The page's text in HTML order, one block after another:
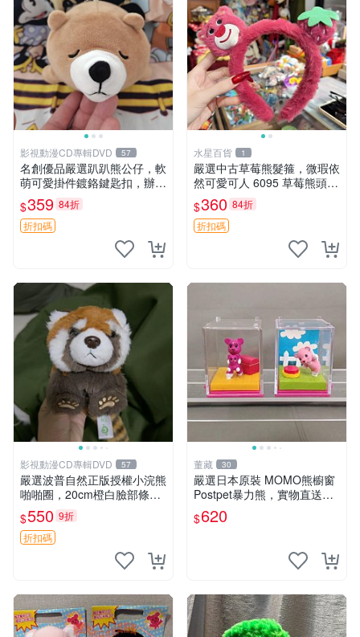
影視動漫CD專輯DVD 57
名創優品嚴選趴趴熊公仔，軟
萌可愛掛件鍍鉻鍵匙扣，辦公
放松好選擇 趴趴熊 鍍鉻鍵匙
扣 萬用掛件
$359 84折
折扣碼
水星百貨 1
嚴選中古草莓熊髮箍，微瑕依
然可愛可人 6095 草莓熊頭飾
中古髮圈 熊寶 寶寶 娃娃熊髮
箍 中古收藏 玩具髮夾
$360 84折
折扣碼
影視動漫CD專輯DVD 57
嚴選波普自然正版授權小浣熊
啪啪圈，20cm橙白臉部條紋
清晰，毛絨超萌贈品推薦。
小浣熊 波普 圈環
$550 9折
折扣碼
董藏 30
嚴選日本原裝 MOMO熊櫥窗
Postpet暴力熊，實物直送新
臺灣。MOMO熊 暴力熊 熊貓
櫥窗
$620